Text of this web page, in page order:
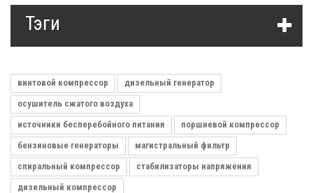
Тэги
винтовой компрессор
дизельный генератор
осушитель сжатого воздуха
источники бесперебойного питания
поршневой компрессор
бензиновые генераторы
магистральный фильтр
спиральный компрессор
стабилизаторы напряжения
дизельный компрессор